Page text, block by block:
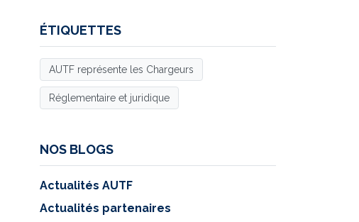
ÉTIQUETTES
AUTF représente les Chargeurs
Réglementaire et juridique
NOS BLOGS
Actualités AUTF
Actualités partenaires